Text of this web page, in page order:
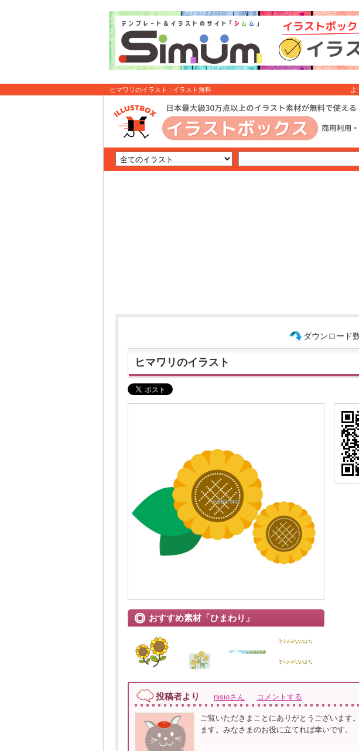
ヒマワリのイラスト : イラスト無料 よ
ダウンロード
ヒマワリのイラスト
おすすめ素材「ひまわり」
投稿者より nisioさん コメントする
ご覧いただきまことにありがとうございます
ます。みなさまのお役に立てれば幸いです。